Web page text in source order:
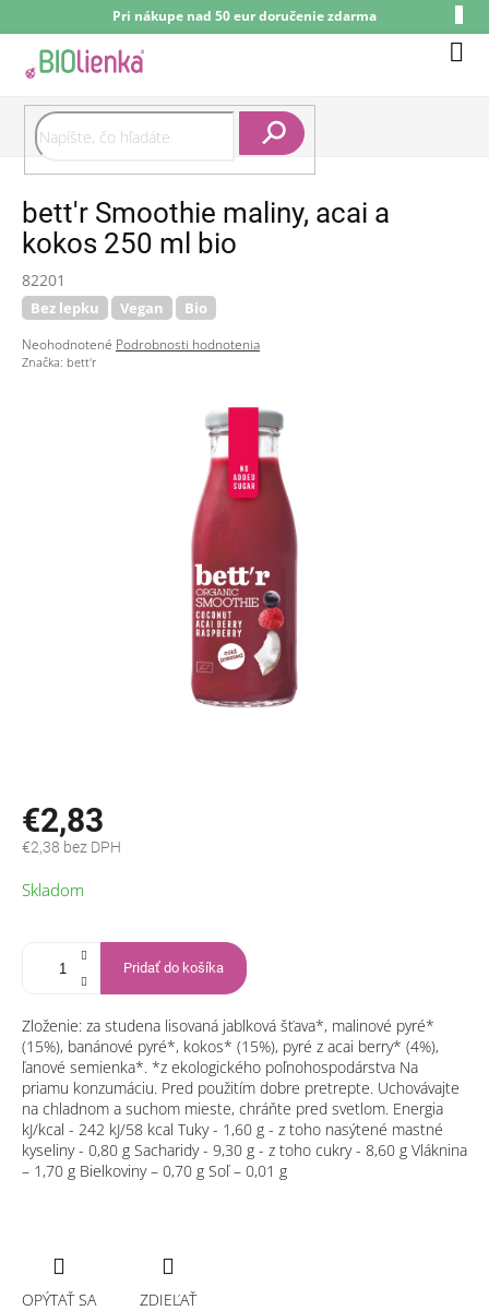
na
obsah
Pri nákupe nad 50 eur doručenie zdarma
bett'r Smoothie maliny, acai a
kokos 250 ml bio
82201
Bez lepku Vegan Bio
Priemerné
hodnotenie
Neohodnotené Podrobnosti hodnotenia
Značka: bett'r
€2,83
€2,38 bez DPH
cena:
Skladom
Pridať do košíka
Zloženie: za studena lisovaná jablková šťava*, malinové pyré*
(15%), banánové pyré*, kokos* (15%), pyré z acai berry* (4%),
ľanové semienka*. *z ekologického poľnohospodárstva Na
priamu konzumáciu. Pred použitím dobre pretrepte. Uchovávajte
na chladnom a suchom mieste, chráňte pred svetlom. Energia
kJ/kcal - 242 kJ/58 kcal Tuky - 1,60 g - z toho nasýtené mastné
kyseliny - 0,80 g Sacharidy - 9,30 g - z toho cukry - 8,60 g Vláknina
– 1,70 g Bielkoviny – 0,70 g Soľ – 0,01 g
OPÝTAŤ SA ZDIEĽAŤ